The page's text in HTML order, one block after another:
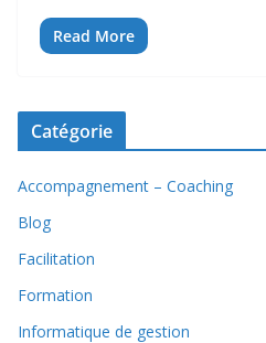
Read More
Catégorie
Accompagnement – Coaching
Blog
Facilitation
Formation
Informatique de gestion